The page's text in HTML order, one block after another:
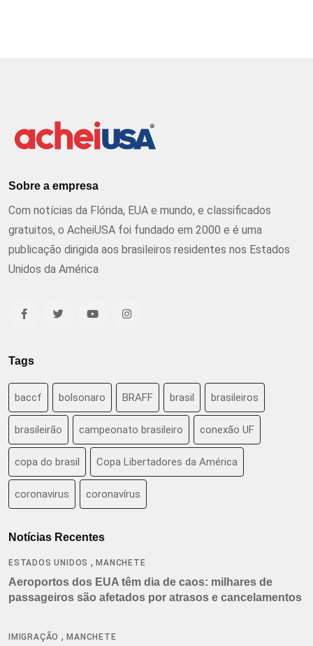
Sobre a empresa
Com notícias da Flórida, EUA e mundo, e classificados
gratuitos, o AcheiUSA foi fundado em 2000 e é uma
publicação dirigida aos brasileiros residentes nos Estados
Unidos da América
Tags
baccf bolsonaro BRAFF brasil brasileiros
brasileirão campeonato brasileiro conexão UF
copa do brasil Copa Libertadores da América
coronavirus coronavírus
Notícias Recentes
ESTADOS UNIDOS ,MANCHETE
Aeroportos dos EUA têm dia de caos: milhares de
passageiros são afetados por atrasos e cancelamentos
IMIGRAÇÃO ,MANCHETE